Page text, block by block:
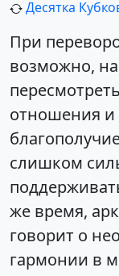
Десятка
При
возможно,
отношения
слишком
же время,
говорит о
гармонии в